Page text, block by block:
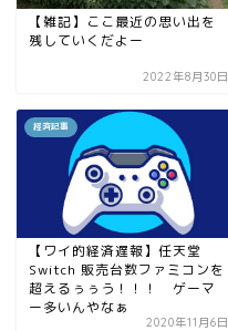
【雑記】ここ最近の思い出を
残していくだよー
2022年8月30日
経済記事
【ワイ的経済遅報】任天堂
Switch 販売台数ファミコンを
超えるぅぅう！！！ ゲーマ
ー多いんやなぁ
2020年11月6日